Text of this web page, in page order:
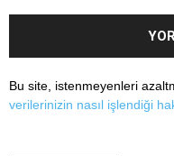
Bu site, istenmeyenleri
verilerinizin nasıl işlendiği